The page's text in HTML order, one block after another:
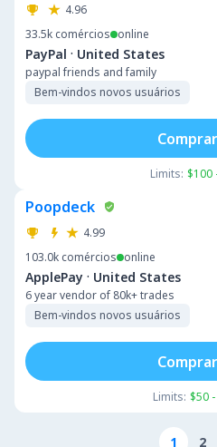
4.96
33.5k comércios online
PayPal · United States
paypal friends and family
Bem-vindos novos usuários
Limits: $100
Comprar
Poopdeck
4.99
103.0k comércios online
ApplePay · United States
6 year vendor of 80k+ trades
Bem-vindos novos usuários
Limits: $50
Comprar
1 2